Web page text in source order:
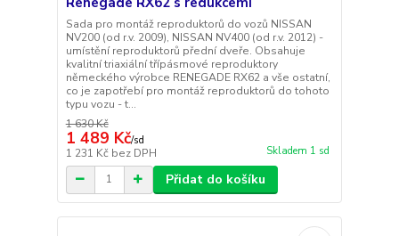
Sada pro montáž reproduktorů do vozů NISSAN
NV200 (od r.v. 2009), NISSAN NV400 (od r.v. 2012) -
umístění reproduktorů přední dveře. Obsahuje
kvalitní triaxiální třípásmové reproduktory
německého výrobce RENEGADE RX62 a vše ostatní,
co je zapotřebí pro montáž reproduktorů do tohoto
typu vozu - t...
1 630 Kč
1 489 Kč/sd
1 231 Kč bez DPH Skladem 1 sd
Přidat do košíku